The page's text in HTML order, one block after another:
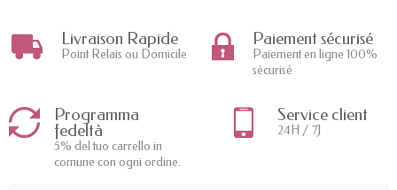
Livraison Rapide
Point Relais ou Domicile
Paiement sécurisé
Paiement en ligne 100%
sécurisé
Programma
fedeltà
5% del tuo carrello in
comune con ogni ordine.
Service client
24H / 7J